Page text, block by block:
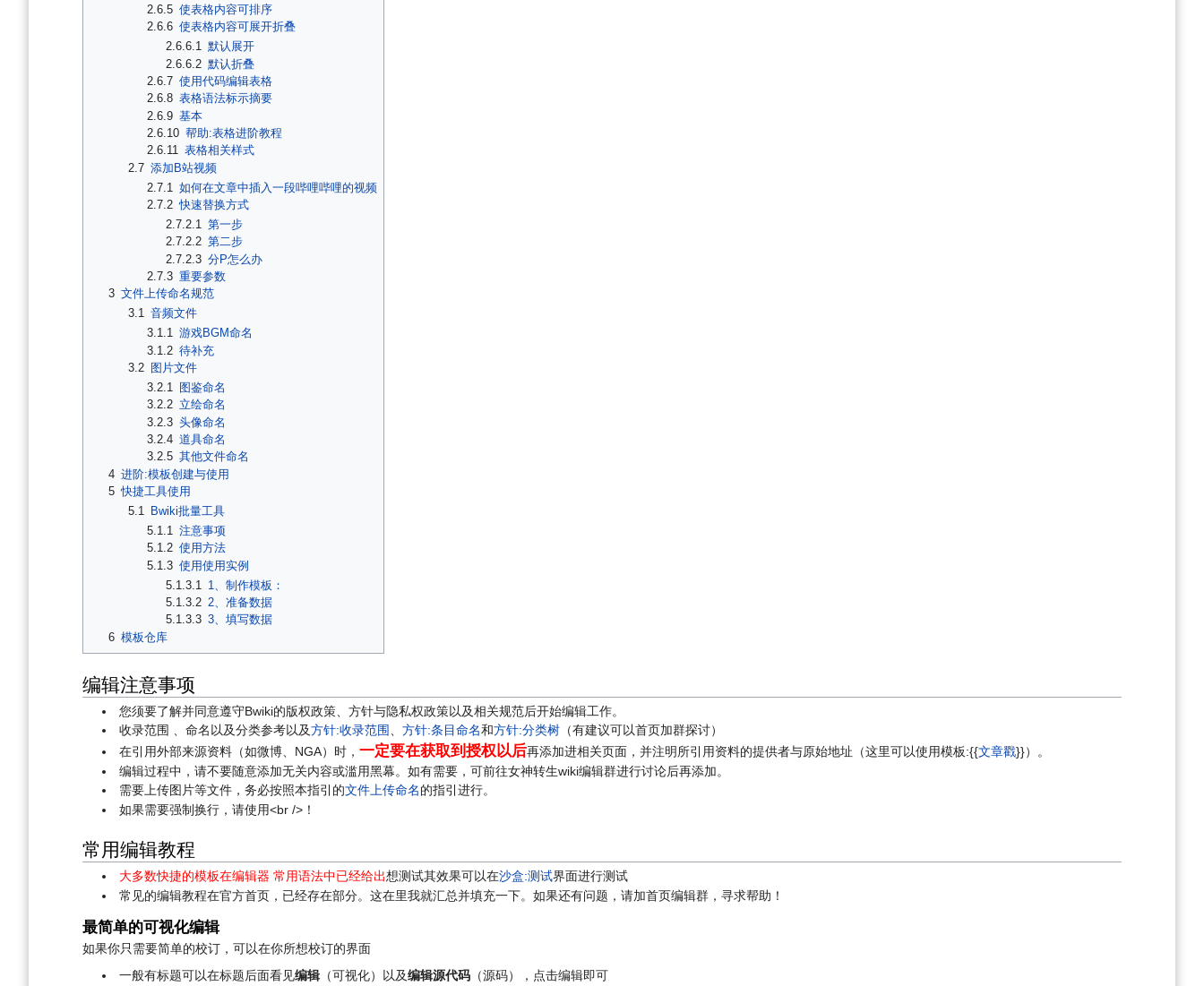
2.6.5 使表格内容可排序
2.6.6 使表格内容可展开折叠
2.6.6.1 默认展开
2.6.6.2 默认折叠
2.6.7 使用代码编辑表格
2.6.8 表格语法标示摘要
2.6.9 基本
2.6.10 帮助:表格进阶教程
2.6.11 表格相关样式
2.7 添加B站视频
2.7.1
如何在文章中插入一段哔哩哔哩的视频
2.7.2 快速替换方式
2.7.2.1 第一步
2.7.2.2 第二步
2.7.2.3 分P怎么办
2.7.3 重要参数
3 文件上传命名规范
3.1 音频文件
3.1.1 游戏BGM命名
3.1.2 待补充
3.2
图片文件
3.2.1
图鉴命名
3.2.2 立绘命名
3.2.3 头像命名
3.2.4 道具命名
3.2.5 其他文件命名
4 进阶:模板创建与使用
5 快捷工具使用
5.1
Bwiki批量工具
5.1.1
注意事项
5.1.2 使用方法
5.1.3 使用使用实例
5.1.3.1
1、制作模板：
5.1.3.2 2、准备数据
5.1.3.3 3、填写数据
6 模板仓库
编辑注意事项
您须要了解并同意遵守Bwiki的版权政策、方针与隐私权政策以及相关规范后开始编辑工作。
收录范围 、命名以及分类参考以及方针:收录范围、方针:条目命名和方针:分类树 （有建议可以首页加群探讨）
在引用外部来源资料（如微博、NGA）时，一定要在获取到授权以后再添加进相关页面，并注明所引用资料的提供者与原始地址（这里可以使用模板:{{文章戳}}）。
编辑过程中，请不要随意添加无关内容或滥用黑幕。如有需要，可前往女神转生wiki编辑群进行讨论后再添加。
需要上传图片等文件，务必按照本指引的文件上传命名的指引进行。
如果需要强制换行，请使用<br />！
常用编辑教程
大多数快捷的模板在编辑器 常用语法中已经给出想测试其效果可以在沙盒:测试界面进行测试
常见的编辑教程在官方首页，已经存在部分。这在里我就汇总并填充一下。如果还有问题，请加首页编辑群，寻求帮助！
最简单的可视化编辑
如果你只需要简单的校订，可以在你所想校订的界面
一般有标题可以在标题后面看见编辑 （可视化）以及编辑源代码 （源码），点击编辑即可